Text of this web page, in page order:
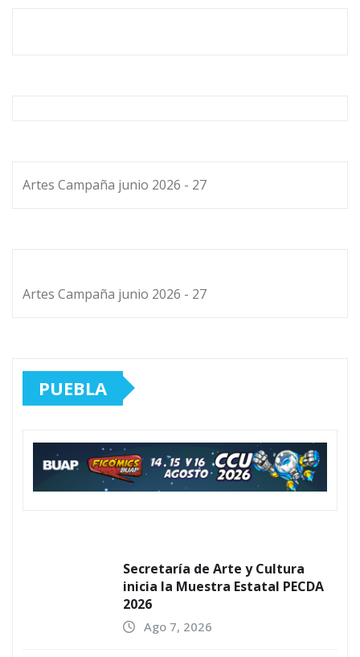
Artes Campaña junio 2026 - 27
Artes Campaña junio 2026 - 27
PUEBLA
Secretaría de Arte y Cultura
inicia la Muestra Estatal PECDA
2026
Ago 7, 2026